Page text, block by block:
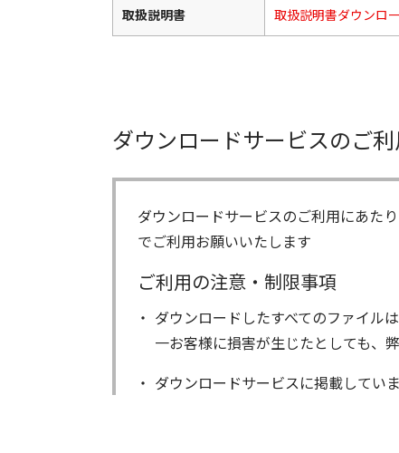
取扱説明書 取扱説明書ダウンロ
ダウンロードサービスのご
ダウンロードサービスのご利用にあた
でご利用お願いいたします
ご利用の注意・制限事項
ダウンロードしたすべてのファイル
一お客様に損害が生じたとしても、
ダウンロードサービスに掲載してい